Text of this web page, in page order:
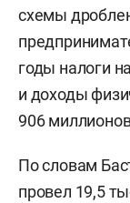
схемы
годы налоги
и доходы
906
По словам
провел 19,5